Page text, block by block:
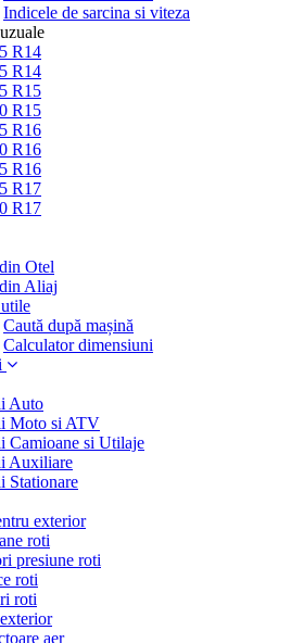
Indicele de sarcina si viteza
R14
R14
R15
R15
R16
R16
R16
R17
R17
Otel
Aliaj
Caută după mașină
Calculator dimensiuni
Auto
Moto si ATV
Camioane si Utilaje
Auxiliare
Stationare
exterior
roti
presiune roti
roti
roti
aer